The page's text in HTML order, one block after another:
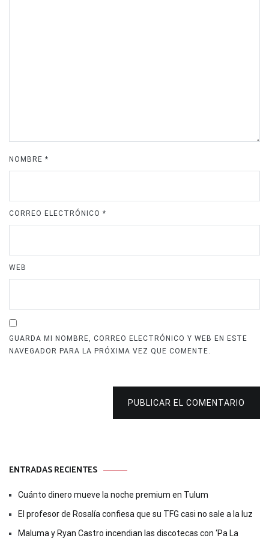
NOMBRE *
CORREO ELECTRÓNICO *
WEB
GUARDA MI NOMBRE, CORREO ELECTRÓNICO Y WEB EN ESTE
NAVEGADOR PARA LA PRÓXIMA VEZ QUE COMENTE.
PUBLICAR EL COMENTARIO
ENTRADAS RECIENTES
Cuánto dinero mueve la noche premium en Tulum
El profesor de Rosalía confiesa que su TFG casi no sale a la luz
Maluma y Ryan Castro incendian las discotecas con ‘Pa La